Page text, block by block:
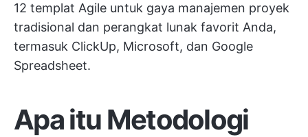
12 templat Agile untuk gaya manajemen proyek
tradisional dan perangkat lunak favorit Anda,
termasuk ClickUp, Microsoft, dan Google
Spreadsheet.
Apa itu Metodologi